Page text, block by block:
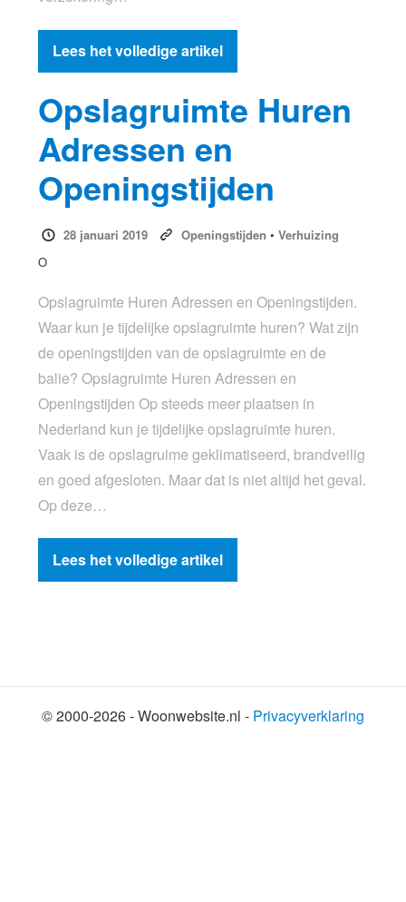
Lees het volledige artikel
Opslagruimte Huren
Adressen en
Openingstijden
28 januari 2019 Openingstijden •Verhuizing
O
Opslagruimte Huren Adressen en Openingstijden.
Waar kun je tijdelijke opslagruimte huren? Wat zijn
de openingstijden van de opslagruimte en de
balie? Opslagruimte Huren Adressen en
Openingstijden Op steeds meer plaatsen in
Nederland kun je tijdelijke opslagruimte huren.
Vaak is de opslagruime geklimatiseerd, brandveilig
en goed afgesloten. Maar dat is niet altijd het geval.
Op deze…
Lees het volledige artikel
© 2000-2026 - Woonwebsite.nl - Privacyverklaring